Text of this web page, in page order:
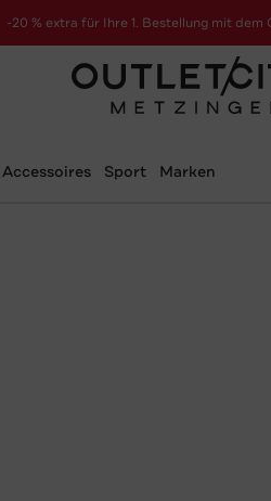
-20 % extra für Ihre 1. Bestellung mit dem
Accessoires Sport Marken